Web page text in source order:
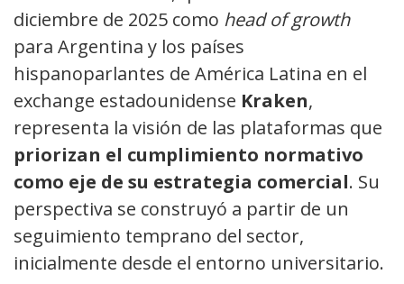
diciembre de 2025 como head of growth
para Argentina y los países
hispanoparlantes de América Latina en el
exchange estadounidense Kraken,
representa la visión de las plataformas que
priorizan el cumplimiento normativo
como eje de su estrategia comercial. Su
perspectiva se construyó a partir de un
seguimiento temprano del sector,
inicialmente desde el entorno universitario.